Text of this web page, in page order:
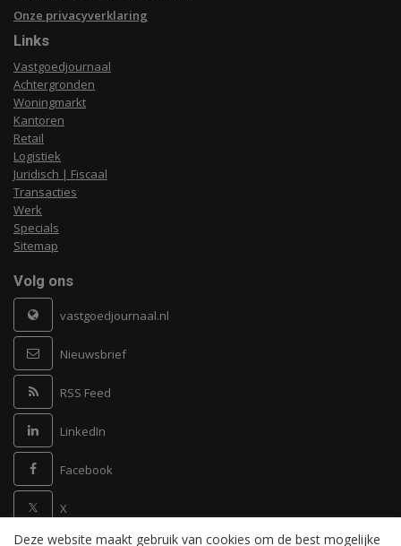
Onze privacyverklaring
Links
Vastgoedjournaal
Achtergronden
Woningmarkt
Kantoren
Retail
Logistiek
Juridisch | Fiscaal
Transacties
Werk
Specials
Sitemap
Volg ons
vastgoedjournaal.nl
Nieuwsbrief
RSS Feed
LinkedIn
Facebook
X
Deze website maakt gebruik van cookies om de best mogelijke